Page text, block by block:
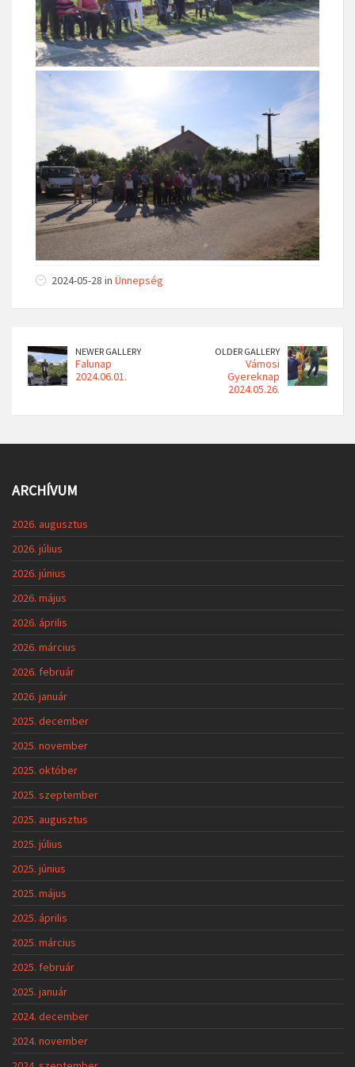
2024-05-28 in Ünnepség
NEWER GALLERY
Falunap
2024.06.01.
OLDER GALLERY
Vámosi
Gyereknap
2024.05.26.
ARCHÍVUM
2026. augusztus
2026. július
2026. június
2026. május
2026. április
2026. március
2026. február
2026. január
2025. december
2025. november
2025. október
2025. szeptember
2025. augusztus
2025. július
2025. június
2025. május
2025. április
2025. március
2025. február
2025. január
2024. december
2024. november